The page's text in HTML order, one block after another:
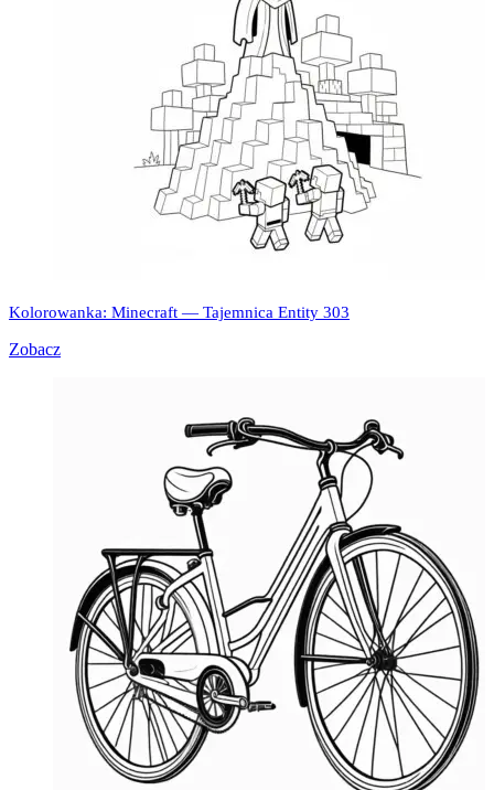
Kolorowanka: Minecraft — Tajemnica Entity 303
Zobacz